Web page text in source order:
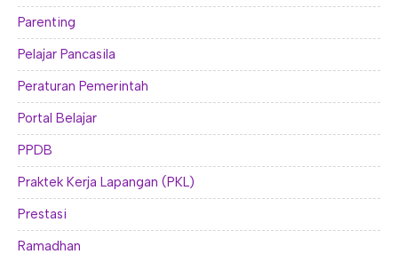
Parenting
Pelajar Pancasila
Peraturan Pemerintah
Portal Belajar
PPDB
Praktek Kerja Lapangan (PKL)
Prestasi
Ramadhan